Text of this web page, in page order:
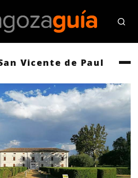
Vicente de Paul